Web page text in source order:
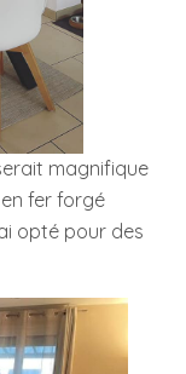
magnifique
fer forgé
opté pour des